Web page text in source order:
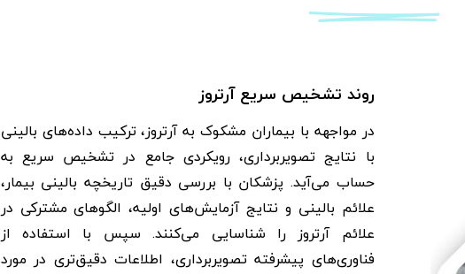
روند تشخیص سریع آرتروز
در مواجهه با بیماران مشکوک به آرتروز، ترکیب داده‌های بالینی
با نتایج تصویربرداری، رویکردی جامع در تشخیص سریع به
حساب می‌آید. پزشکان با بررسی دقیق تاریخچه بالینی بیمار،
علائم بالینی و نتایج آزمایش‌های اولیه، الگوهای مشترکی در
علائم آرتروز را شناسایی می‌کنند. سپس با استفاده از
فناوری‌های پیشرفته تصویربرداری، اطلاعات دقیق‌تری در مورد